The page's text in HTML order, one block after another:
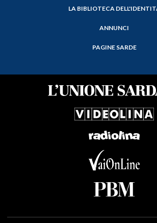
LA BIBLIOTECA
ANNUNCI
PAGINE SARDE